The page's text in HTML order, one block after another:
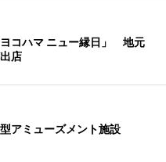
コハマ ニュー縁日」 地元
店
アミューズメント施設